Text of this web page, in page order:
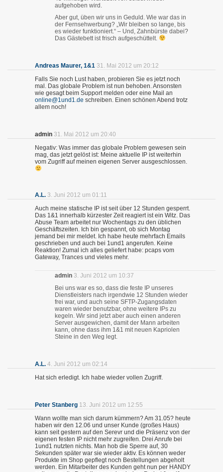
aufgehoben wird.
Aber gut, üben wir uns in Geduld. Wie war das in
der Fernsehwerbung? „Wir bleiben so lange, bis
es wieder funktioniert.“ – Und, Zahnbürste dabei?
Das Gästebett ist frisch aufgeschüttelt.
Andreas Maurer, 1&1 31. Mai 2012 um 20:12
Falls Sie noch Lust haben, probieren Sie es jetzt noch
mal. Das globale Problem ist nun behoben. Ansonsten
wie gesagt beim Support melden oder eine Mail an
online@1und1.de schreiben. Einen schönen Abend trotz
allem noch!
admin 31. Mai 2012 um 20:40
Negativ: Was immer das globale Problem gewesen sein
mag, das jetzt gelöst ist: Meine aktuelle IP ist weiterhin
vom Zugriff auf meinen eigenen Server ausgeschlossen.
A.L. 3. Juni 2012 um 01:11
Auch meine statische IP ist seit über 12 Stunden gesperrt.
Das 1&1 innerhalb kürzester Zeit reagiert ist ein Witz. Das
Abuse Team arbeitet nur Wochentags zu den üblichen
Geschäftszeiten. Ich bin gespannt, ob sich Montag
jemand bei mir meldet. Ich habe heute mehrfach Emails
geschrieben und auch bei 1und1 angerufen. Keine
Reaktion! Zumal ich alles geliefert habe: pcaps vom
Gateway, Trances und vieles mehr.
admin 3. Juni 2012 um 10:37
Bei uns war es so, dass die feste IP unseres
Dienstleisters nach irgendwie 12 Stunden wieder
frei war, und auch seine SFTP-Zugangsdaten
waren wieder benutzbar, ohne weitere IPs zu
kegeln. Wir sind jetzt aber auch einen anderen
Server ausgewichen, damit der Mann arbeiten
kann, ohne dass ihm 1&1 mit neuen Kapriolen
Steine in den Weg legt.
A.L. 4. Juni 2012 um 02:14
Hat sich erledigt. Ich habe wieder vollen Zugriff.
Peter Stanberg 13. Juni 2012 um 12:55
Wann wollte man sich darum kümmern? Am 31.05? heute
haben wir den 12.06 und unser Kunde (großes Haus)
kann seit gestern auf den Serevr und die Präsenz von der
eigenen festen IP nicht mehr zugreifen. Drei Anrufe bei
1und1 nutzten nichts. Man hob die Sperre auf, 30
Sekunden später war sie wieder aktiv. Es können weder
Produkte im Shop gepflegt noch Bestellungen abgeholt
werden. Ein Mitarbeiter des Kunden geht nun per HANDY